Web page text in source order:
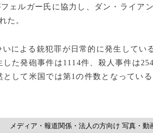
ェルガー氏に協力し、ダン・ライア
た。
による銃犯罪が日常的に発生してい
た発砲事件は1114件、殺人事件は
して米国では第1の件数となってい
メディア・報道関係・法人の方向け 写真・動